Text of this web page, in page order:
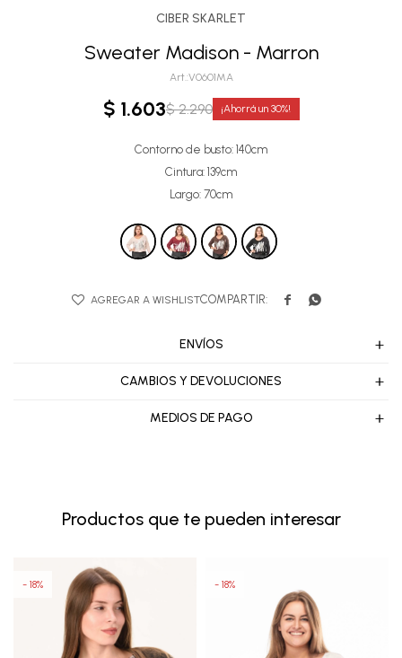
CIBER SKARLET
Sweater Madison - Marron
V0601MA
$ 1.603$ 2.290 30
Contorno de busto: 140cm
Cintura: 139cm
Largo: 70cm
 
ENVÍOS
CAMBIOS Y DEVOLUCIONES
MEDIOS DE PAGO
Productos que te pueden interesar
18 18